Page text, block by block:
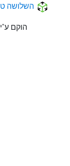
השלושה
הוקם ע"י